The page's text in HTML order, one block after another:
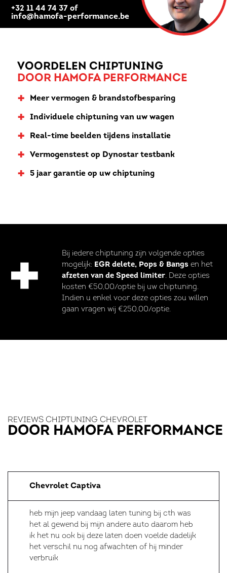
+32 11 44 74 37 of
info@hamofa-performance.be
VOORDELEN CHIPTUNING
DOOR HAMOFA PERFORMANCE
+ Meer vermogen & brandstofbesparing
+ Individuele chiptuning van uw wagen
+ Real-time beelden tijdens installatie
+ Vermogenstest op Dynostar testbank
+ 5 jaar garantie op uw chiptuning
Bij iedere chiptuning zijn volgende opties
mogelijk: EGR delete, Pops & Bangs en het
afzeten van de Speed limiter. Deze opties
kosten €50,00/optie bij uw chiptuning.
Indien u enkel voor deze opties zou willen
gaan vragen wij €250,00/optie.
REVIEWS CHIPTUNING CHEVROLET
DOOR HAMOFA PERFORMANCE
Chevrolet Captiva
heb mijn jeep vandaag laten tuning bij cth was
het al gewend bij mijn andere auto daarom heb
ik het nu ook bij deze laten doen voelde dadelijk
het verschil nu nog afwachten of hij minder
verbruik